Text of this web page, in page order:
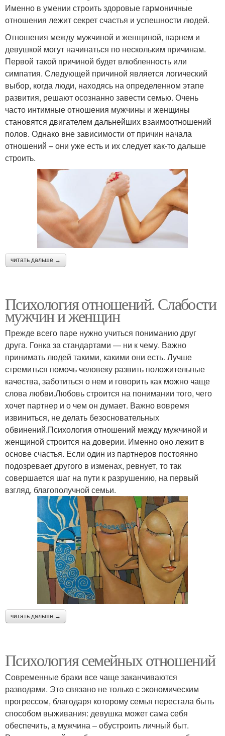
Именно в умении строить здоровые гармоничные
отношения лежит секрет счастья и успешности людей.
Отношения между мужчиной и женщиной, парнем и
девушкой могут начинаться по нескольким причинам.
Первой такой причиной будет влюбленность или
симпатия. Следующей причиной является логический
выбор, когда люди, находясь на определенном этапе
развития, решают осознанно завести семью. Очень
часто интимные отношения мужчины и женщины
становятся двигателем дальнейших взаимоотношений
полов. Однако вне зависимости от причин начала
отношений – они уже есть и их следует как-то дальше
строить.
читать дальше →
Психология отношений. Слабости
мужчин и женщин
Прежде всего паре нужно учиться пониманию друг
друга. Гонка за стандартами — ни к чему. Важно
принимать людей такими, какими они есть. Лучше
стремиться помочь человеку развить положительные
качества, заботиться о нем и говорить как можно чаще
слова любви.Любовь строится на понимании того, чего
хочет партнер и о чем он думает. Важно вовремя
извиниться, не делать безосновательных
обвинений.Психология отношений между мужчиной и
женщиной строится на доверии. Именно оно лежит в
основе счастья. Если один из партнеров постоянно
подозревает другого в изменах, ревнует, то так
совершается шаг на пути к разрушению, на первый
взгляд, благополучной семьи.
читать дальше →
Психология семейных отношений
Современные браки все чаще заканчиваются
разводами. Это связано не только с экономическим
прогрессом, благодаря которому семья перестала быть
способом выживания: девушка может сама себя
обеспечить, а мужчина – обустроить личный быт.